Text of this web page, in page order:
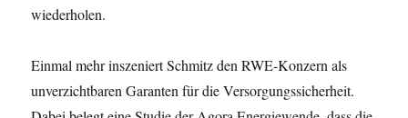
wiederholen.
Einmal mehr inszeniert Schmitz den RWE-Konzern als
unverzichtbaren Garanten für die Versorgungssicherheit.